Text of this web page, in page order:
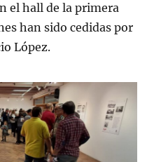
el hall de la primera
han sido cedidas por
López.